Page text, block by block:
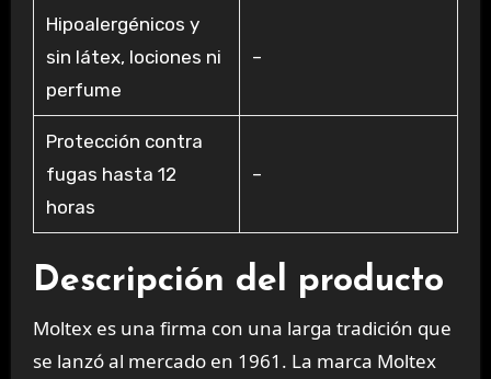
Hipoalergénicos y
sin látex, lociones ni
perfume
–
Protección contra
fugas hasta 12
horas
–
Descripción del producto
Moltex es una firma con una larga tradición que
se lanzó al mercado en 1961. La marca Moltex